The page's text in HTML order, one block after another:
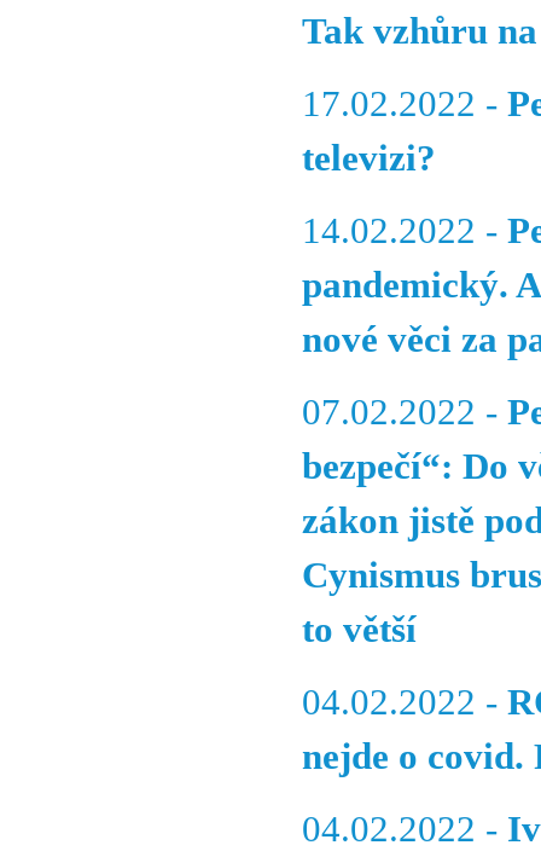
Tak vzhůru
17.02.2022 -
televizi?
14.02.2022 -
pandemický.
nové věci za
07.02.2022 -
bezpečí“: Do
zákon jistě
Cynismus
to větší
04.02.2022 -
nejde o covid.
04.02.2022 -